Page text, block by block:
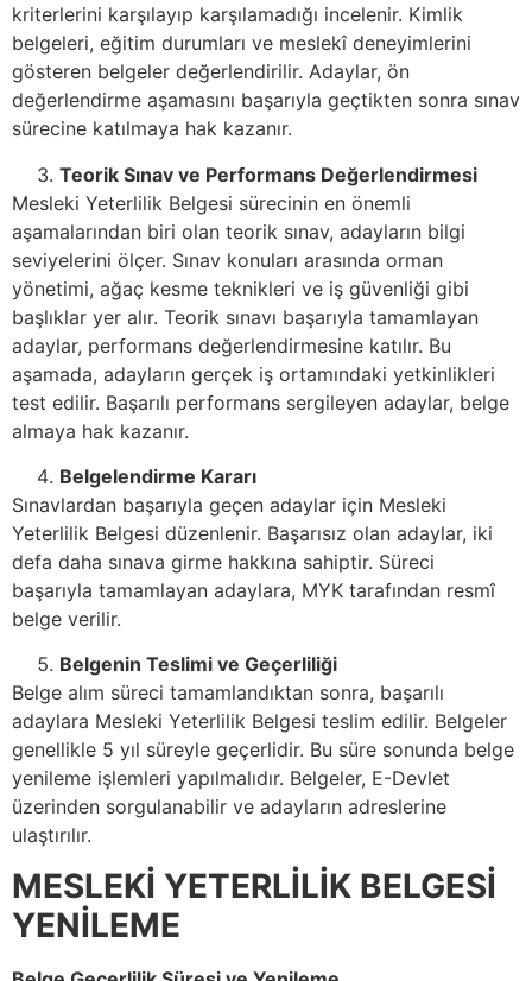
kriterlerini karşılayıp karşılamadığı incelenir. Kimlik
belgeleri, eğitim durumları ve meslekî deneyimlerini
gösteren belgeler değerlendirilir. Adaylar, ön
değerlendirme aşamasını başarıyla geçtikten sonra sınav
sürecine katılmaya hak kazanır.
Teorik Sınav ve Performans Değerlendirmesi
Mesleki Yeterlilik Belgesi sürecinin en önemli
aşamalarından biri olan teorik sınav, adayların bilgi
seviyelerini ölçer. Sınav konuları arasında orman
yönetimi, ağaç kesme teknikleri ve iş güvenliği gibi
başlıklar yer alır. Teorik sınavı başarıyla tamamlayan
adaylar, performans değerlendirmesine katılır. Bu
aşamada, adayların gerçek iş ortamındaki yetkinlikleri
test edilir. Başarılı performans sergileyen adaylar, belge
almaya hak kazanır.
Belgelendirme Kararı
Sınavlardan başarıyla geçen adaylar için Mesleki
Yeterlilik Belgesi düzenlenir. Başarısız olan adaylar, iki
defa daha sınava girme hakkına sahiptir. Süreci
başarıyla tamamlayan adaylara, MYK tarafından resmî
belge verilir.
Belgenin Teslimi ve Geçerliliği
Belge alım süreci tamamlandıktan sonra, başarılı
adaylara Mesleki Yeterlilik Belgesi teslim edilir. Belgeler
genellikle 5 yıl süreyle geçerlidir. Bu süre sonunda belge
yenileme işlemleri yapılmalıdır. Belgeler, E-Devlet
üzerinden sorgulanabilir ve adayların adreslerine
ulaştırılır.
MESLEKİ YETERLİLİK BELGESİ
YENİLEME